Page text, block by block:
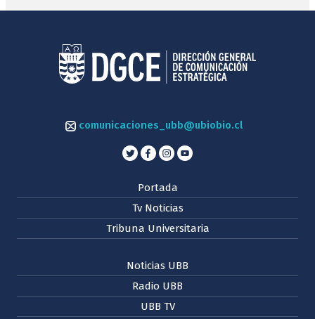
comunicaciones_ubb@ubiobio.cl
Portada
Tv Noticias
Tribuna Universitaria
Noticias UBB
Radio UBB
UBB TV